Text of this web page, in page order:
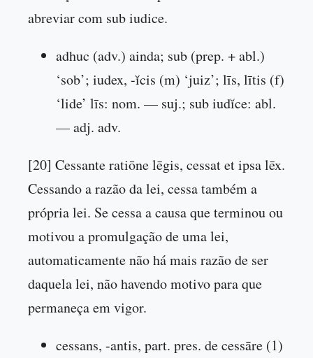
abreviar com sub iudice.
adhuc (adv.) ainda; sub (prep. + abl.)
‘sob’; iudex, -ĭcis (m) ‘juiz’; līs, lītis (f)
‘lide’ līs: nom. — suj.; sub iudĭce: abl.
— adj. adv.
[20] Cessante ratiōne lēgis, cessat et ipsa lēx.
Cessando a razão da lei, cessa também a
própria lei. Se cessa a causa que terminou ou
motivou a promulgação de uma lei,
automaticamente não há mais razão de ser
daquela lei, não havendo motivo para que
permaneça em vigor.
cessans, -antis, part. pres. de cessāre (1)